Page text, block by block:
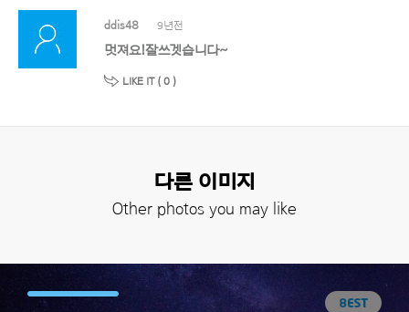
ddis48 9년전
멋져요!잘쓰겟습니다~
LIKE IT ( 0 )
다른 이미지
Other photos you may like